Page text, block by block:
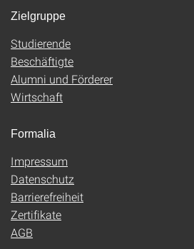
Zielgruppe
Studierende
Beschäftigte
Alumni und Förderer
Wirtschaft
Formalia
Impressum
Datenschutz
Barrierefreiheit
Zertifikate
AGB